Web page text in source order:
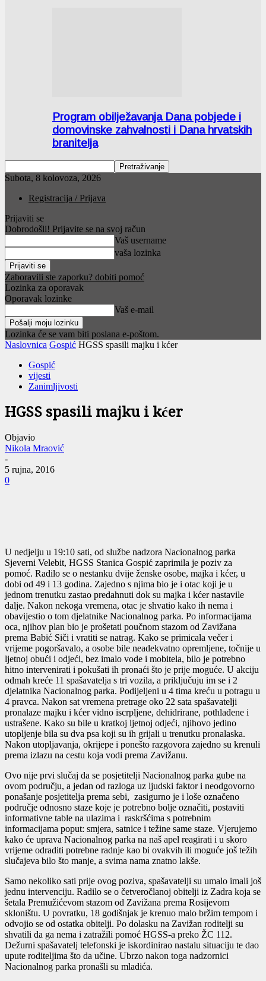
Program obilježavanja Dana pobjede i
domovinske zahvalnosti i Dana hrvatskih
branitelja
Subota, 8 kolovoza, 2026
Registracija / Prijava
Prijaviti se
Dobrodošli! Prijavite se na svoj račun
Vaš username
vaša lozinka
Zaboravili ste zaporku? dobiti pomoć
Lozinka za oporavak
Oporavak lozinke
Vaš e-mail
Lozinka će se vam biti poslana e-poštom.
Naslovnica Gospić HGSS spasili majku i kćer
Gospić
vijesti
Zanimljivosti
HGSS spasili majku i kćer
Objavio
Nikola Mraović
-
5 rujna, 2016
0
U nedjelju u 19:10 sati, od službe nadzora Nacionalnog parka
Sjeverni Velebit, HGSS Stanica Gospić zaprimila je poziv za
pomoć. Radilo se o nestanku dvije ženske osobe, majka i kćer, u
dobi od 49 i 13 godina. Zajedno s njima bio je i otac koji je u
jednom trenutku zastao predahnuti dok su majka i kćer nastavile
dalje. Nakon nekoga vremena, otac je shvatio kako ih nema i
obavijestio o tom djelatnike Nacionalnog parka. Po informacijama
oca, njihov plan bio je prošetati poučnom stazom od Zavižana
prema Babić Siči i vratiti se natrag. Kako se primicala večer i
vrijeme pogoršavalo, a osobe bile neadekvatno opremljene, točnije u
ljetnoj obući i odjeći, bez imalo vode i mobitela, bilo je potrebno
hitno intervenirati i pokušati ih pronaći što je prije moguće. U akciju
odmah kreće 11 spašavatelja s tri vozila, a priključuju im se i 2
djelatnika Nacionalnog parka. Podijeljeni u 4 tima kreću u potragu u
4 pravca. Nakon sat vremena pretrage oko 22 sata spašavatelji
pronalaze majku i kćer vidno iscrpljene, dehidrirane, pothlađene i
ustrašene. Kako su bile u kratkoj ljetnoj odjeći, njihovo jedino
utopljenje bila su dva psa koji su ih grijali u trenutku pronalaska.
Nakon utopljavanja, okrijepe i ponešto razgovora zajedno su krenuli
prema izlazu na cestu koja vodi prema Zavižanu.
Ovo nije prvi slučaj da se posjetitelji Nacionalnog parka gube na
ovom području, a jedan od razloga uz ljudski faktor i neodgovorno
ponašanje posjetitelja prema sebi, zasigurno je i loše označeno
područje odnosno staze koje je potrebno bolje označiti, postaviti
informativne table na ulazima i raskršćima s potrebnim
informacijama poput: smjera, satnice i težine same staze. Vjerujemo
kako će uprava Nacionalnog parka na naš apel reagirati i u skoro
vrijeme odraditi potrebne radnje kao bi ovakvih ili moguće još težih
slučajeva bilo što manje, a svima nama znatno lakše.
Samo nekoliko sati prije ovog poziva, spašavatelji su umalo imali još
jednu intervenciju. Radilo se o četveročlanoj obitelji iz Zadra koja se
šetala Premužićevom stazom od Zavižana prema Rosijevom
skloništu. U povratku, 18 godišnjak je krenuo malo bržim tempom i
odvojio se od ostatka obitelji. Po dolasku na Zavižan roditelji su
shvatili da ga nema i zatražili pomoć HGSS-a preko ŽC 112.
Dežurni spašavatelj telefonski je iskordinirao nastalu situaciju te dao
upute roditeljima što da učine. Ubrzo nakon toga nadzornici
Nacionalnog parka pronašli su mladića.